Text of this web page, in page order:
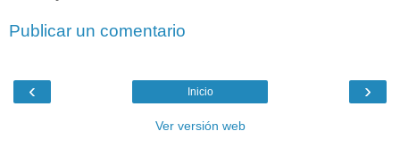
Publicar un comentario
‹ ›
Inicio
Ver versión web